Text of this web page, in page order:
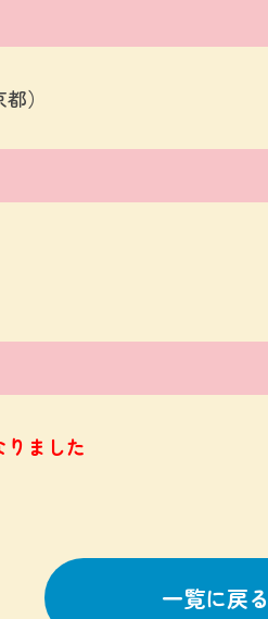
）
りました
一覧に戻る